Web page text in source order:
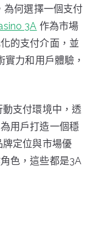
為何選擇一個支付
3A 作為市場
的支付介面，並
實力和用戶體驗，
支付環境中，透
用戶打造一個穩
定位與市場優
色，這些都是3A